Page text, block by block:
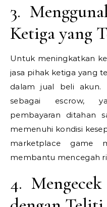
3.
Ketiga yang
Untuk meningkatkan
jasa pihak ketiga yang
dalam jual beli akun.
sebagai escrow,
pembayaran ditahan
memenuhi kondisi
marketplace game
membantu mencegah
4.